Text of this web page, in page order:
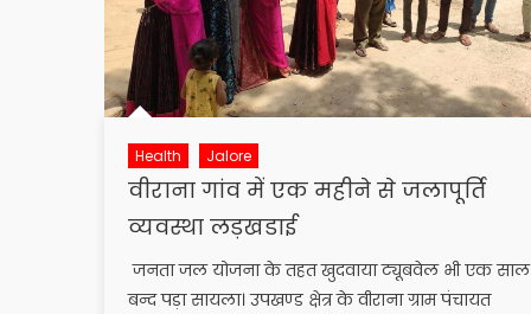
Health Jalore
वीराना गांव में एक महीने से जलापूर्ति
व्यवस्था लड़खडाई
जनता जल योजना के तहत खुदवाया ट्यूबवेल भी एक
बन्द पड़ा सायला। उपखण्ड क्षेत्र के वीराना ग्राम पंचायत